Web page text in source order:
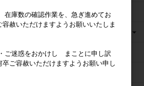
在庫数の確認作業を、急ぎ進めてお
容赦いただけますようお願いいたしま
ご迷惑をおかけし まことに申し訳
卒ご容赦いただけますようお願い申し